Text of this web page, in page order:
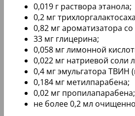
0,019 г раствора этанола;
0,2 мг
0,82 мг ароматизатора
33 мг глицерина;
0,058 мг лимонной
0,022 мг натриевой соли
0,4 мг эмульгатора ТВИН
0,184 мг метилпарабена;
0,02 мг пропилапарабена;
не более 0,2 мл